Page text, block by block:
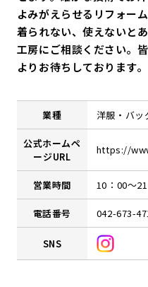
よみがえらせるリフォー
着られない、使えないと
工房にご相談ください。
よりお待ちしております。
業種 洋服・バッ
公式ホームペ
ージURL
https://
営業時間 10：00～
電話番号 042-673-
SNS